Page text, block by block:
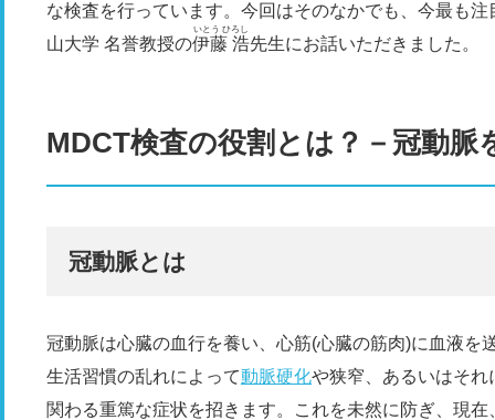
な検査を行っています。今回はそのなかでも、今最も
山大学 名誉教授の伊藤 浩
いとう ひろし
先生にお話いただきました。
MDCT検査の役割とは？－冠動脈
冠動脈とは
冠動脈は心臓の血行を養い、心筋(心臓の筋肉)に血液を
生活習慣の乱れによって動脈硬化や狭窄、あるいはそれ
関わる重篤な症状を招きます。これを未然に防ぎ、現